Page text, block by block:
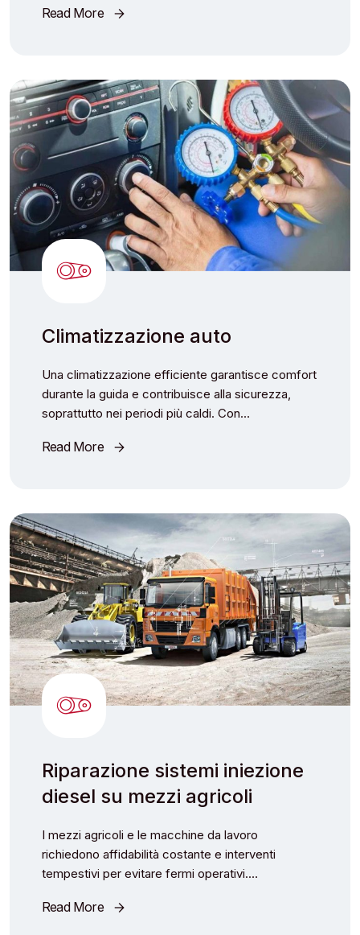
Read More
Climatizzazione auto
Una climatizzazione efficiente garantisce comfort
durante la guida e contribuisce alla sicurezza,
soprattutto nei periodi più caldi. Con…
Read More
Riparazione sistemi iniezione
diesel su mezzi agricoli
I mezzi agricoli e le macchine da lavoro
richiedono affidabilità costante e interventi
tempestivi per evitare fermi operativi.…
Read More